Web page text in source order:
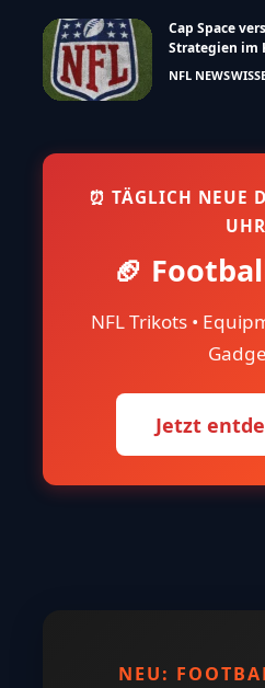
Cap Space
Strategien im
NFL NEWS
⏰ TÄGLICH NEUE
UHR
🏈
NFL Trikots •
Jetzt
NEU: